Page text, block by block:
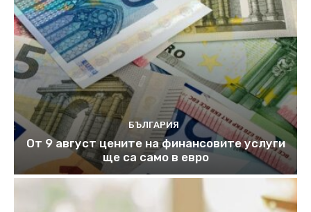
БЪЛГАРИЯ
От 9 август цените на финансовите услуги
ще са само в евро